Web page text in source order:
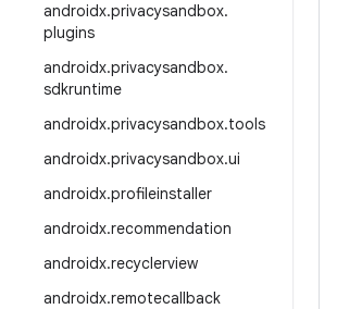
androidx.privacysandbox.
plugins
androidx.privacysandbox.
sdkruntime
androidx.privacysandbox.tools
androidx.privacysandbox.ui
androidx.profileinstaller
androidx.recommendation
androidx.recyclerview
androidx.remotecallback